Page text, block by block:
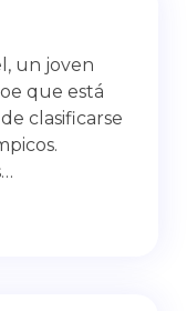
un joven
que está
clasificarse